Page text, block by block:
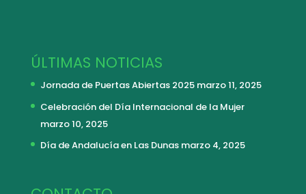
ÚLTIMAS NOTICIAS
Jornada de Puertas Abiertas 2025 marzo 11, 2025
Celebración del Día Internacional de la Mujer
marzo 10, 2025
Día de Andalucía en Las Dunas marzo 4, 2025